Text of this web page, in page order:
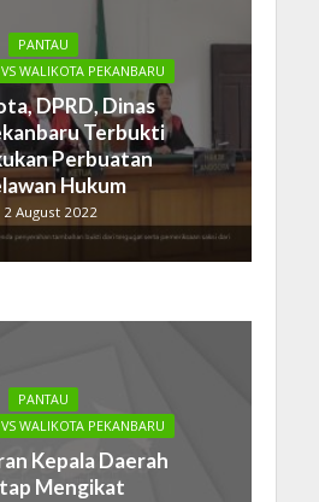
PANTAU
WALIKOTA PEKANBARU
DPRD, Dinas
Terbukti
Perbuatan
Hukum
2 August 2022
PANTAU
WALIKOTA PEKANBARU
Kepala Daerah
Mengikat